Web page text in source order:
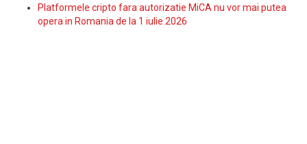
Platformele cripto fara autorizatie MiCA nu vor mai putea
opera in Romania de la 1 iulie 2026